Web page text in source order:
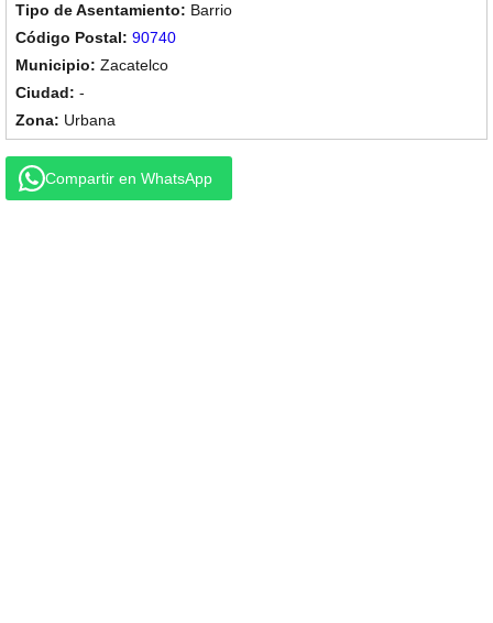
Barrio
90740
Zacatelco
-
Urbana
Compartir en WhatsApp